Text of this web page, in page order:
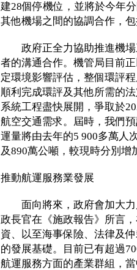
建28個停機位，並將於今年
其他機場之間的協調合作，
政府正全力協助推進機場
者的溝通合作。機管局目前
定環境影響評估，整個環評
順利完成環評及其他所需的
系統工程盡快展開，爭取於
航空交通需求。屆時，我們
運量將由去年的5 900多萬人
及890萬公噸，較現時分別增
推動航運服務業發展
面向將來，政府會加大力
政長官在《施政報告》所言
資、以至海事保險、法律及
的發展基礎。目前已有超過
航運服務方面的產業群組，